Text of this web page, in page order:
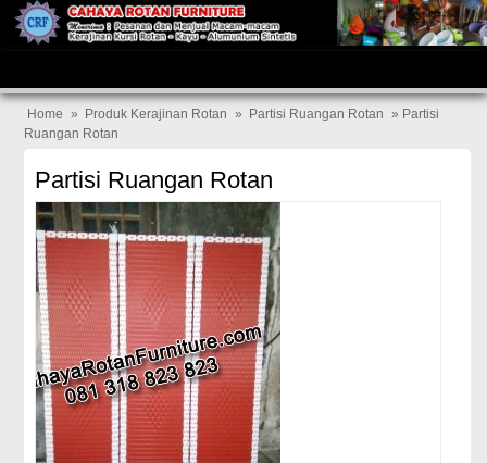
Home » Produk Kerajinan Rotan » Partisi Ruangan Rotan » Partisi
Ruangan Rotan
Partisi Ruangan Rotan